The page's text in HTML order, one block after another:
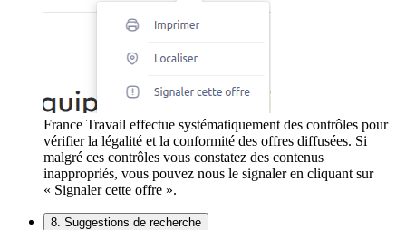
France Travail effectue systématiquement des contrôles pour
vérifier la légalité et la conformité des offres diffusées. Si
malgré ces contrôles vous constatez des contenus
inappropriés, vous pouvez nous le signaler en cliquant sur
« Signaler cette offre ».
8. Suggestions de recherche